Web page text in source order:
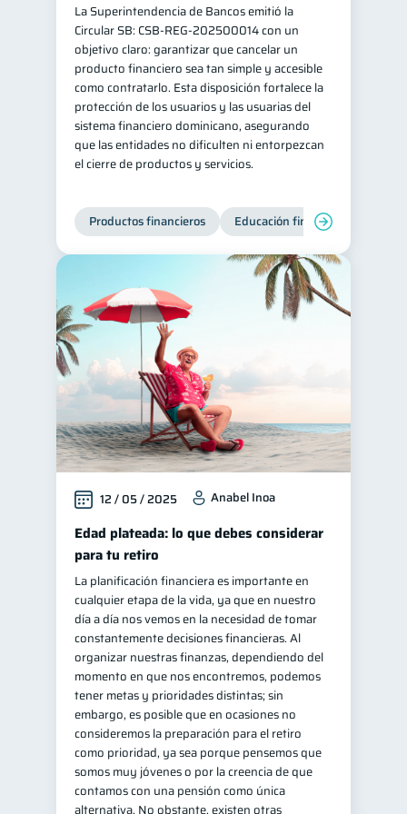
Retiro 1 Doble sueldo
Gasto responsable
información financiera 1
La Superintendencia de Bancos emitió la
Circular SB: CSB‑REG‑202500014 con un
objetivo claro: garantizar que cancelar un
producto financiero sea tan simple y accesible
como contratarlo. Esta disposición fortalece la
protección de los usuarios y las usuarias del
sistema financiero dominicano, asegurando
que las entidades no dificulten ni entorpezcan
el cierre de productos y servicios.
Productos financieros Educación financiera
12 / 05 / 2025 Anabel Inoa
Edad plateada: lo que debes considerar
para tu retiro
La planificación financiera es importante en
cualquier etapa de la vida, ya que en nuestro
día a día nos vemos en la necesidad de tomar
constantemente decisiones financieras. Al
organizar nuestras finanzas, dependiendo del
momento en que nos encontremos, podemos
tener metas y prioridades distintas; sin
embargo, es posible que en ocasiones no
consideremos la preparación para el retiro
como prioridad, ya sea porque pensemos que
somos muy jóvenes o por la creencia de que
contamos con una pensión como única
alternativa. No obstante, existen otras